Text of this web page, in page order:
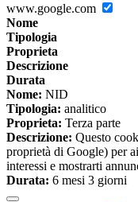
www.google.com
Nome
Tipologia
Proprieta
Descrizione
Durata
Nome: NID
Tipologia: analitico
Proprieta: Terza parte
Descrizione: Questo
proprietà di Google) per
interessi e mostrarti
Durata: 6 mesi 3 giorni